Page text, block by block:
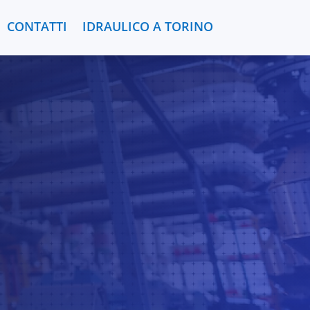
CONTATTI IDRAULICO A TORINO